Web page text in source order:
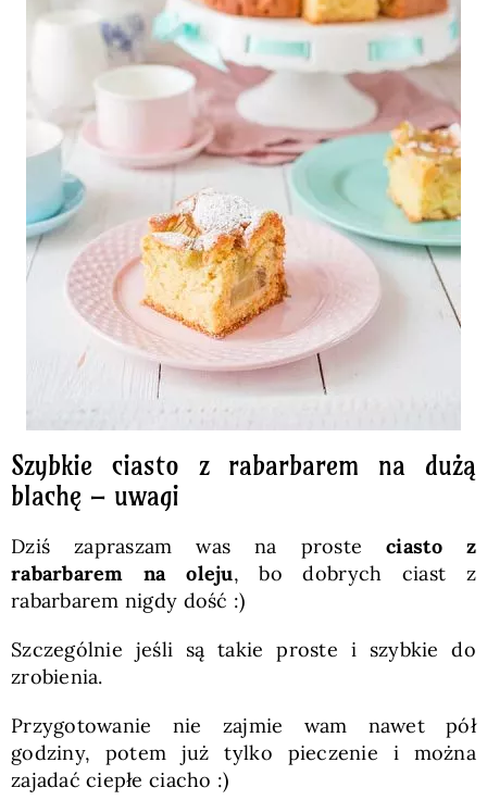
Szybkie ciasto z rabarbarem na dużą
blachę – uwagi
Dziś zapraszam was na prosteciasto z
rabarbarem na oleju, bo dobrych ciast z
rabarbarem nigdy dość :)
Szczególnie jeśli są takie proste i szybkie do
zrobienia.
Przygotowanie nie zajmie wam nawet pół
godziny, potem już tylko pieczenie i można
zajadać ciepłe ciacho :)